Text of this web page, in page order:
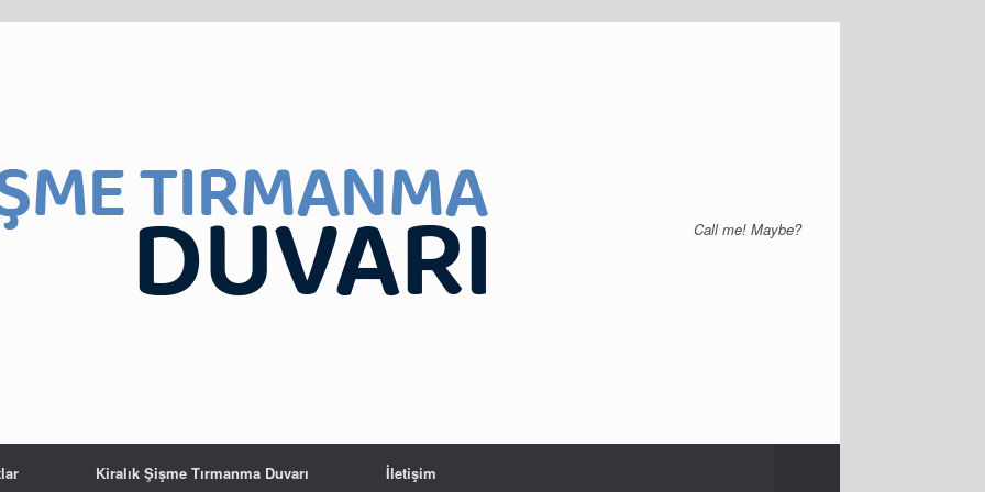
Call me! Maybe?
Kiralık Şişme Tırmanma Duvarı İletişim